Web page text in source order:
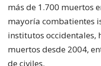
más de 1.700 muertos
mayoría combatientes
institutos occidentales,
muertos desde 2004,
de civiles.